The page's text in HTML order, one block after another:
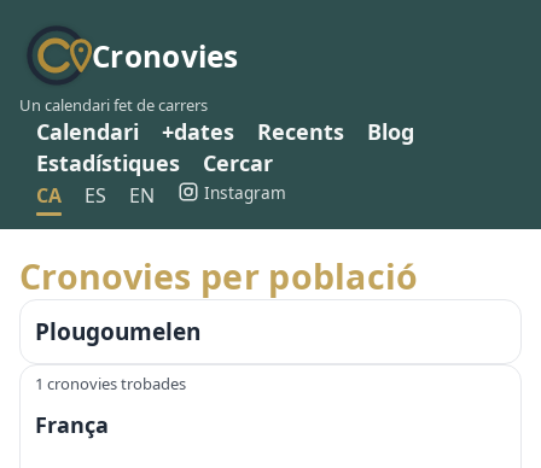
Cronovies
Un calendari fet de carrers
Calendari +dates Recents
Blog
Estadístiques
Cercar
CA ES EN Instagram
Cronovies per població
Plougoumelen
1 cronovies trobades
França